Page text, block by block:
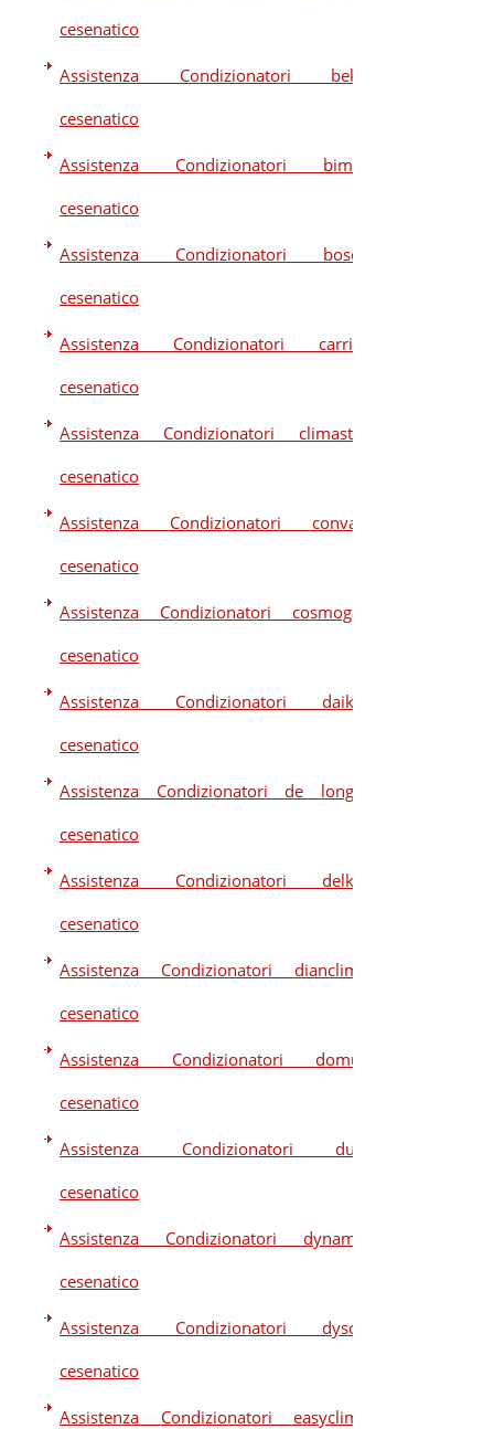
cesenatico
Assistenza Condizionatori beko
cesenatico
Assistenza Condizionatori bimar
cesenatico
Assistenza Condizionatori bosch
cesenatico
Assistenza Condizionatori carrier
cesenatico
Assistenza Condizionatori climastar
cesenatico
Assistenza Condizionatori convair
cesenatico
Assistenza Condizionatori cosmogas
cesenatico
Assistenza Condizionatori daikin
cesenatico
Assistenza Condizionatori de longhi
cesenatico
Assistenza Condizionatori delkin
cesenatico
Assistenza Condizionatori dianclima
cesenatico
Assistenza Condizionatori domus
cesenatico
Assistenza Condizionatori dual
cesenatico
Assistenza Condizionatori dynamic
cesenatico
Assistenza Condizionatori dyson
cesenatico
Assistenza Condizionatori easyclima